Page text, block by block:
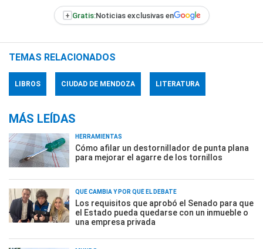
+ Gratis:Noticias exclusivas en
TEMAS RELACIONADOS
LIBROS CIUDAD DE MENDOZA LITERATURA
MÁS LEÍDAS
HERRAMIENTAS
Cómo afilar un destornillador de punta plana
para mejorar el agarre de los tornillos
QUÉ CAMBIA Y POR QUÉ EL DEBATE
Los requisitos que aprobó el Senado para que
el Estado pueda quedarse con un inmueble o
una empresa privada